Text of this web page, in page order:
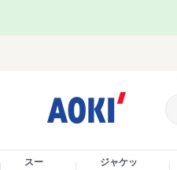
スー
ジャケッ